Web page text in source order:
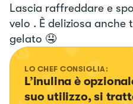
Lascia raffreddare e
velo . È deliziosa
gelato 🤤
LO CHEF CONSIGLIA:
L’inulina è
suo utilizzo, si